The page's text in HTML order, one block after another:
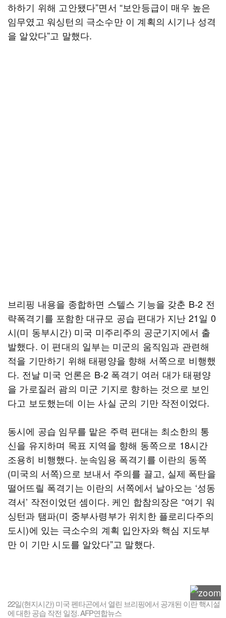
하하기 위해 고안됐다”면서 “보안등급이 매우 높은
임무였고 워싱턴의 극소수만 이 계획의 시기나 성격
을 알았다”고 말했다.
브리핑 내용을 종합하면 스텔스 기능을 갖춘 B-2 전
략폭격기를 포함한 대규모 공습 편대가 지난 21일 0
시(미 동부시간) 미국 미주리주의 공군기지에서 출
발했다. 이 편대의 일부는 미군의 움직임과 관련해
적을 기만하기 위해 태평양을 향해 서쪽으로 비행했
다. 전날 미국 언론은 B-2 폭격기 여러 대가 태평양
을 가로질러 괌의 미군 기지로 향하는 것으로 보인
다고 보도했는데 이는 사실 군의 기만 작전이었다.
동시에 공습 임무를 맡은 주력 편대는 최소한의 통
신을 유지하며 목표 지역을 향해 동쪽으로 18시간
조용히 비행했다. 눈속임용 폭격기를 이란의 동쪽
(미국의 서쪽)으로 보내서 주의를 끌고, 실제 폭탄을
떨어뜨릴 폭격기는 이란의 서쪽에서 날아오는 ‘성동
격서’ 작전이었던 셈이다. 케인 합참의장은 “여기 워
싱턴과 탬파(미 중부사령부가 위치한 플로리다주의
도시)에 있는 극소수의 계획 입안자와 핵심 지도부
만 이 기만 시도를 알았다”고 말했다.
22일(현지시간) 미국 펜타곤에서 열린 브리핑에서 공개된 이란 핵시설
에 대한 공습 작전 일정. AFP연합뉴스